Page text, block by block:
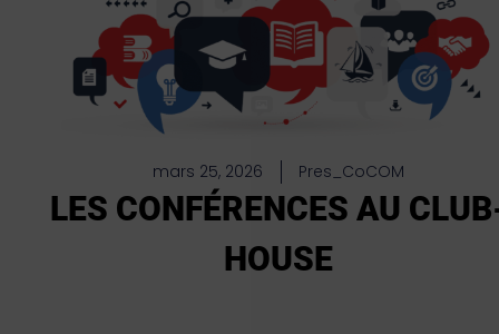
mars 25, 2026 Pres_CoCOM
LES CONFÉRENCES AU
HOUSE